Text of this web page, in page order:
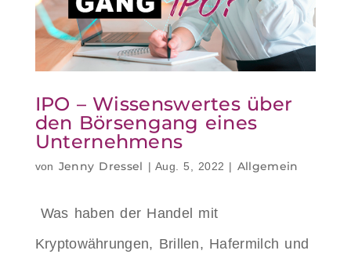
IPO – Wissenswertes über
den Börsengang eines
Unternehmens
von Jenny Dressel | Aug. 5, 2022 | Allgemein
Was haben der Handel mit
Kryptowährungen, Brillen, Hafermilch und